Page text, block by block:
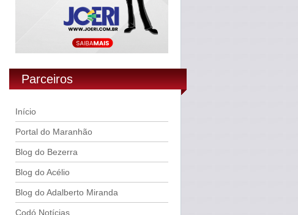
Parceiros
Início
Portal do Maranhão
Blog do Bezerra
Blog do Acélio
Blog do Adalberto Miranda
Codó Notícias